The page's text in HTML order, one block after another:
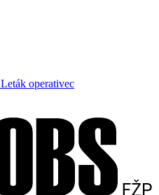
Leták operativec